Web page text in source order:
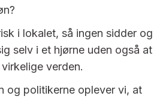
i lokalet, så ingen sidder og
selv i et hjørne uden også at
verden.
og politikerne oplever vi, at